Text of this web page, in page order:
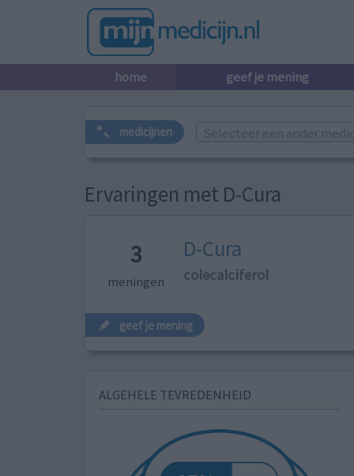
home geef je mening
medicijnen Selecteer een ander
Ervaringen met D-Cura
3
meningen
D-Cura
colecalciferol
geef je mening
ALGEHELE TEVREDENHEID